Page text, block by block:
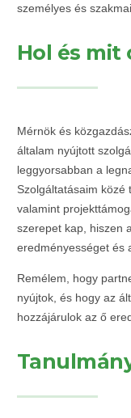
személyes és
Hol és mit
Mérnök és
általam nyújtott
leggyorsabban a
Szolgáltatásaim közé
valamint
szerepet kap, hiszen
eredményességet és
Remélem, hogy
nyújtok, és hogy az
hozzájárulok az ő